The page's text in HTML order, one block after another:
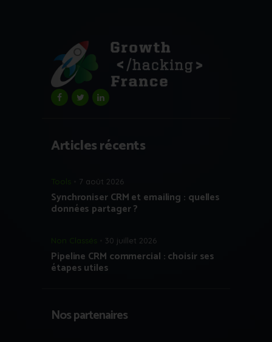
Articles récents
Tools 7 août 2026
Synchroniser CRM et emailing : quelles
données partager ?
Non Classés 30 juillet 2026
Pipeline CRM commercial : choisir ses
étapes utiles
Nos partenaires